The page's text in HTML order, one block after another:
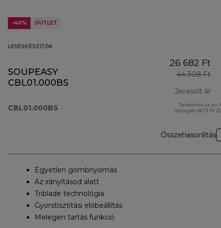
-40% OUTLET
LEVESKÉSZÍTŐK
SOUPEASY
CBL01.000BS
CBL01.000BS
26 682 Ft
44 308 Ft
Javasolt ár
Tartalmazza az
összegét 5673 Ft
Összehasonlítás
Egyetlen gombnyomás
Az irányításod alatt
Triblade technológia
Gyorstisztítási előbeállítás
Melegen tartás funkció